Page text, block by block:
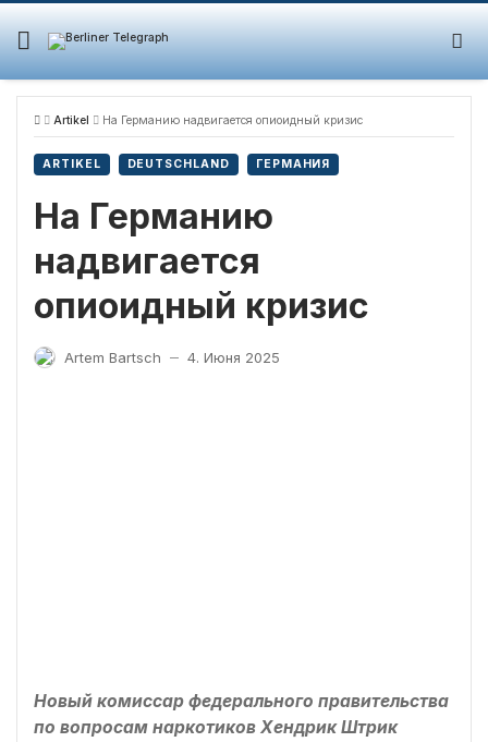
Skip
content
Artikel На Германию надвигается опиоидный кризис
ARTIKEL DEUTSCHLAND ГЕРМАНИЯ
На Германию
надвигается
опиоидный кризис
Artem Bartsch — 4. Июня 2025
Новый комиссар федерального правительства
по вопросам наркотиков Хендрик Штрик